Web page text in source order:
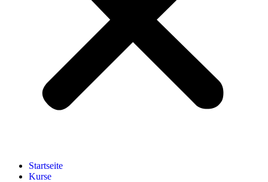
Start­sei­te
Kur­se